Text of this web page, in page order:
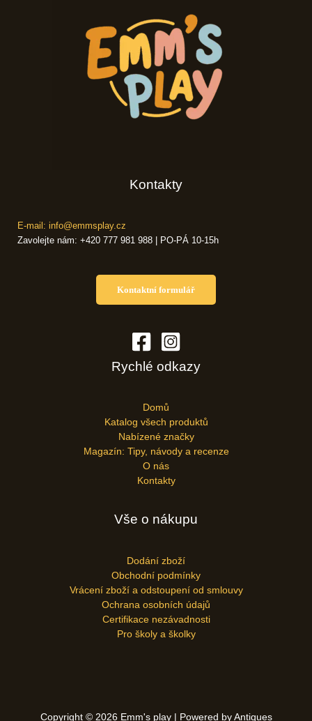
Kontakty
E-mail: info@emmsplay.cz
Zavolejte nám: +420 777 981 988 | PO-PÁ 10-15h
Kontaktní formulář
Rychlé odkazy
Domů
Katalog všech produktů
Nabízené značky
Magazín: Tipy, návody a recenze
O nás
Kontakty
Vše o nákupu
Dodání zboží
Obchodní podmínky
Vrácení zboží a odstoupení od smlouvy
Ochrana osobních údajů
Certifikace nezávadnosti
Pro školy a školky
Copyright © 2026 Emm's play | Powered by Antiques